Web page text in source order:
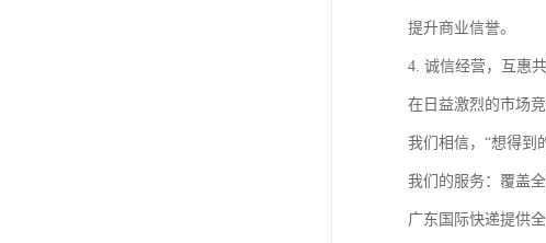
提升商业信誉。
4. 诚信经营，互惠
在日益激烈的市场
我们相信，“想得到
我们的服务：覆盖
广东国际快递提供